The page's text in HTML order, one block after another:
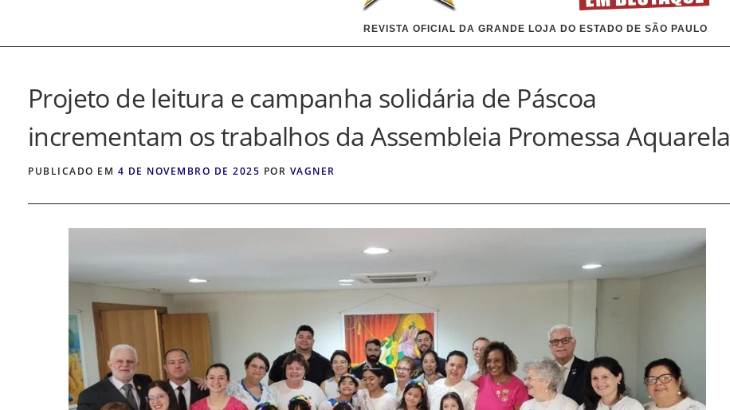
REVISTA OFICIAL DA GRANDE LOJA DO ESTADO DE SÃO PAULO
Projeto de leitura e campanha solidária de Páscoa
incrementam os trabalhos da Assembleia Promessa Aquarela
PUBLICADO EM 4 DE NOVEMBRO DE 2025 POR VAGNER